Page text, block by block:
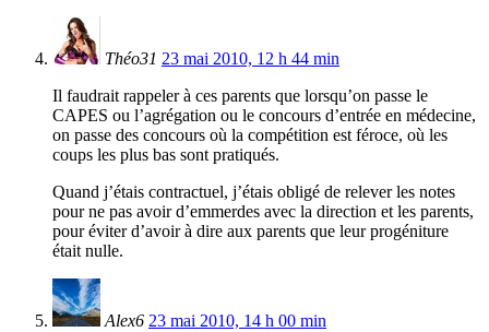
Théo31 23 mai 2010, 12 h 44 min
Il faudrait rappeler à ces parents que lorsqu’on passe le
CAPES ou l’agrégation ou le concours d’entrée en médecine,
on passe des concours où la compétition est féroce, où les
coups les plus bas sont pratiqués.
Quand j’étais contractuel, j’étais obligé de relever les notes
pour ne pas avoir d’emmerdes avec la direction et les parents,
pour éviter d’avoir à dire aux parents que leur progéniture
était nulle.
Alex6 23 mai 2010, 14 h 00 min